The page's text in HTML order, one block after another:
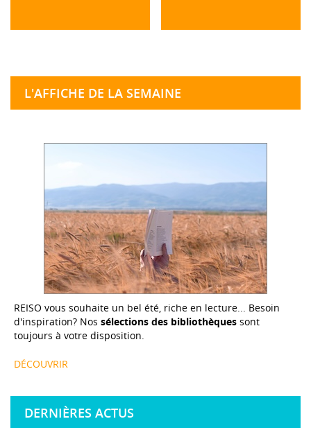
L'AFFICHE DE LA SEMAINE
REISO vous souhaite un bel été, riche en lecture... Besoin
d'inspiration? Nos sélections des bibliothèques sont
toujours à votre disposition.
DÉCOUVRIR
DERNIÈRES ACTUS